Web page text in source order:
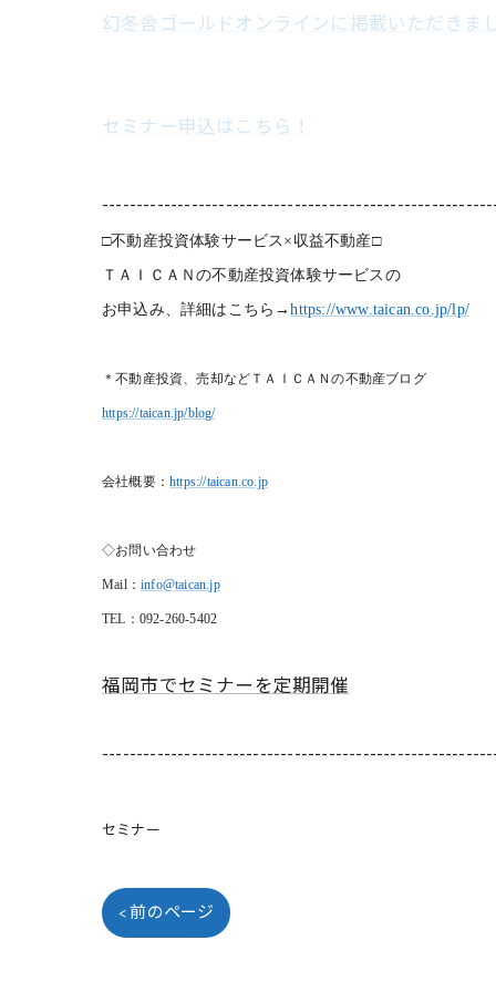
幻冬舎ゴールドオンラインに掲載いただきま
セミナー申込はこちら！
□不動産投資体験サービス×収益不動産□
ＴＡＩＣＡＮの不動産投資体験サービスの
お申込み、詳細はこちら→https://www.taican.co.jp/lp/
＊不動産投資、売却などＴＡＩＣＡＮの不動産ブログ
https://taican.jp/blog/
会社概要： https://taican.co.jp
◇お問い合わせ
Mail：info@taican.jp
TEL ：092-260-5402
福岡市でセミナーを定期開催
セミナー
< 前のページ